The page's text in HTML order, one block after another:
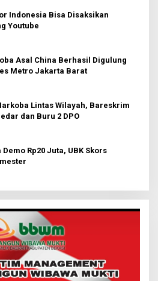
Indonesia Bisa Disaksikan
Youtube
Asal China Berhasil Digulung
Metro Jakarta Barat
Lintas Wilayah, Bareskrim
dan Buru 2 DPO
Rp20 Juta, UBK Skors